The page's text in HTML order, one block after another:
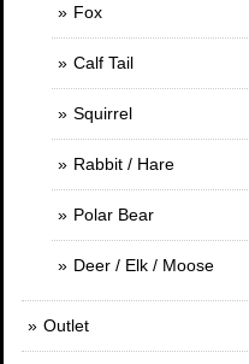
Fox
Calf Tail
Squirrel
Rabbit / Hare
Polar Bear
Deer / Elk / Moose
Outlet